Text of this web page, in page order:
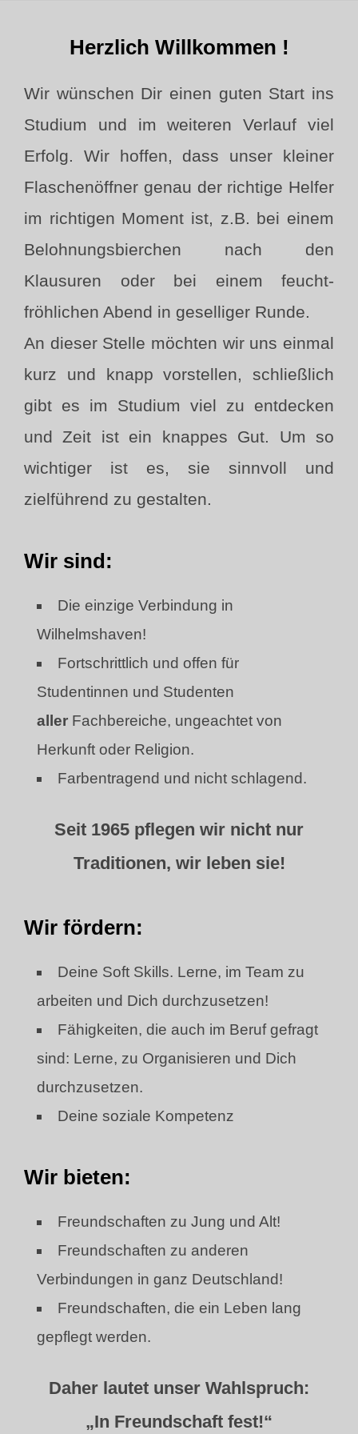
Herzlich Willkommen !
Wir wünschen Dir einen guten Start ins
Studium und im weiteren Verlauf viel
Erfolg. Wir hoffen, dass unser kleiner
Flaschenöffner genau der richtige Helfer
im richtigen Moment ist, z.B. bei einem
Belohnungsbierchen nach den
Klausuren oder bei einem feucht-
fröhlichen Abend in geselliger Runde.
An dieser Stelle möchten wir uns einmal
kurz und knapp vorstellen, schließlich
gibt es im Studium viel zu entdecken
und Zeit ist ein knappes Gut. Um so
wichtiger ist es, sie sinnvoll und
zielführend zu gestalten.
Wir sind:
Die einzige Verbindung in
Wilhelmshaven!
Fortschrittlich und offen für
Studentinnen und Studenten
aller Fachbereiche, ungeachtet von
Herkunft oder Religion.
Farbentragend und nicht schlagend.
Seit 1965 pflegen wir nicht nur
Traditionen, wir leben sie!
Wir fördern:
Deine Soft Skills. Lerne, im Team zu
arbeiten und Dich durchzusetzen!
Fähigkeiten, die auch im Beruf gefragt
sind: Lerne, zu Organisieren und Dich
durchzusetzen.
Deine soziale Kompetenz
Wir bieten:
Freundschaften zu Jung und Alt!
Freundschaften zu anderen
Verbindungen in ganz Deutschland!
Freundschaften, die ein Leben lang
gepflegt werden.
Daher lautet unser Wahlspruch:
„In Freundschaft fest!“